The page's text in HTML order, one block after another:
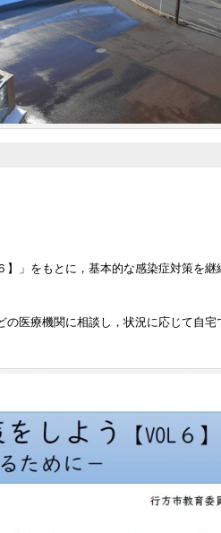
」をもとに，基本的な感染症対策を継
医療機関に相談し，状況に応じて自宅